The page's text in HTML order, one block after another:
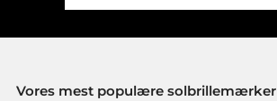
Vores mest populære solbrillemærker